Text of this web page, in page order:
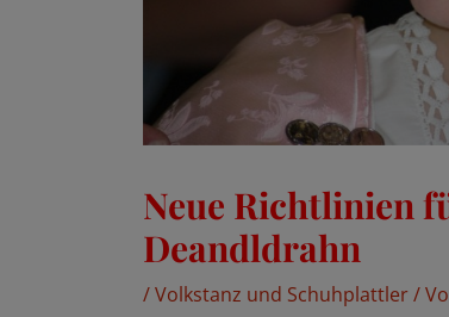
Neue Richtlinien
Deandldrahn
/Volkstanz und Schuhplattler/